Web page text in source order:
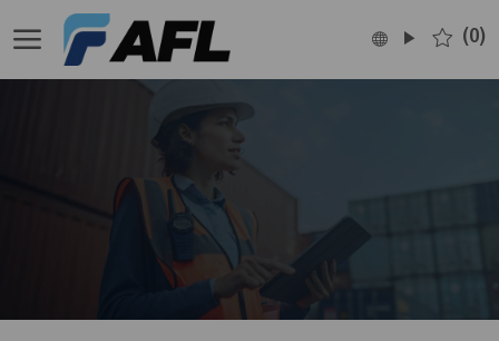
Language
French (0)